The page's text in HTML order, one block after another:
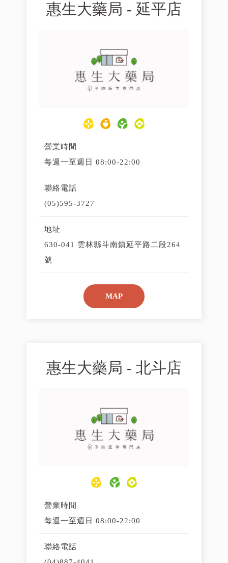
惠生大藥局 - 延平店
營業時間
每週一至週日 08:00-22:00
聯絡電話
(05)595-3727
地址
630-041 雲林縣斗南鎮延平路二段264
號
MAP
惠生大藥局 - 北斗店
營業時間
每週一至週日 08:00-22:00
聯絡電話